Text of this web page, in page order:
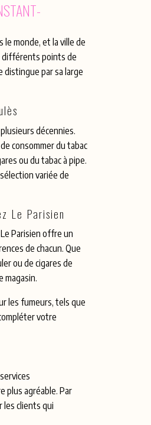
le monde, et la ville de
différents points de
distingue par sa large
décennies.
consommer du tabac
ou du tabac à pipe.
variée de
Le Parisien
Parisien offre un
de chacun. Que
ou de cigares de
magasin.
les fumeurs, tels que
votre
plus agréable. Par
les clients qui